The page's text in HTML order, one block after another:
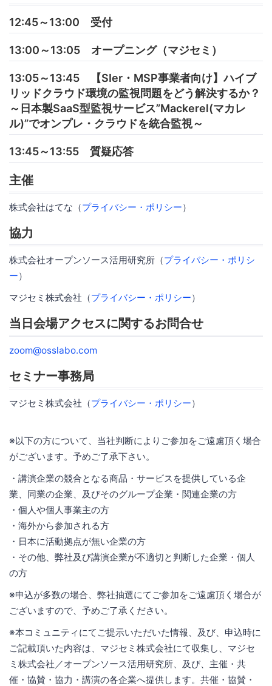
12:45～13:00 受付
13:00～13:05 オープニング（マジセミ）
13:05～13:45 【SIer・MSP事業者向け】ハイブ
リッドクラウド環境の監視問題をどう解決するか？
～日本製SaaS型監視サービス”Mackerel(マカレ
ル)”でオンプレ・クラウドを統合監視～
13:45～13:55 質疑応答
主催
株式会社はてな（プライバシー・ポリシー）
協力
株式会社オープンソース活用研究所（プライバシー・ポリシ
ー）
マジセミ株式会社（プライバシー・ポリシー）
当日会場アクセスに関するお問合せ
zoom@osslabo.com
セミナー事務局
マジセミ株式会社（プライバシー・ポリシー）
※以下の方について、当社判断によりご参加をご遠慮頂く場合
がございます。予めご了承下さい。
・講演企業の競合となる商品・サービスを提供している企
業、同業の企業、及びそのグループ企業・関連企業の方
・個人や個人事業主の方
・海外から参加される方
・日本に活動拠点が無い企業の方
・その他、弊社及び講演企業が不適切と判断した企業・個人
の方
※申込が多数の場合、弊社抽選にてご参加をご遠慮頂く場合が
ございますので、予めご了承ください。
※本コミュニティにてご提示いただいた情報、及び、申込時に
ご記載頂いた内容は、マジセミ株式会社にて収集し、マジセ
ミ株式会社／オープンソース活用研究所、及び、主催・共
催・協賛・協力・講演の各企業へ提供します。共催・協賛・